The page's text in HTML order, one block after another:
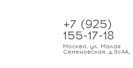
+7 (925)
155-17-18
Москва, ул. Малая
Семеновская, д.9с4А,